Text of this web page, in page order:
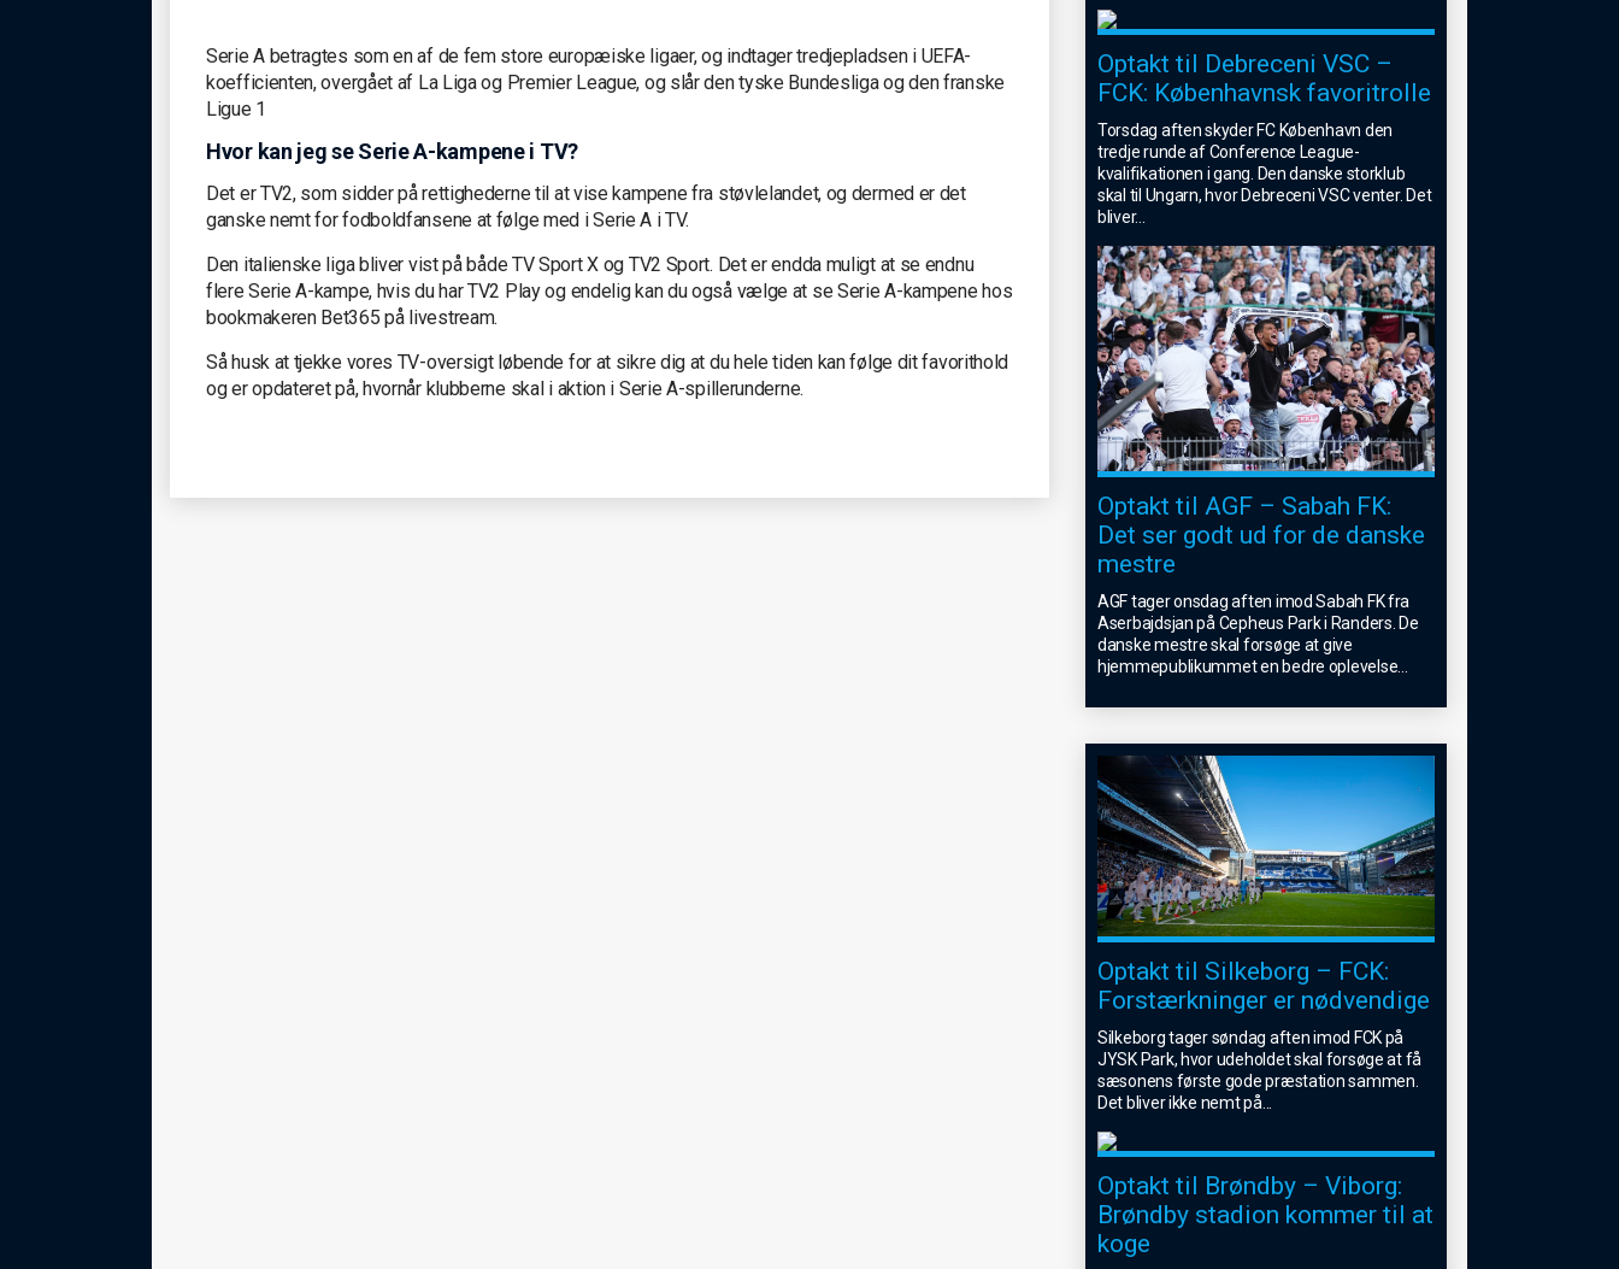
Serie A betragtes som en af ​​de fem store europæiske ligaer, og indtager tredjepladsen i UEFA-
koefficienten, overgået af La Liga og Premier League, og slår den tyske Bundesliga og den franske
Ligue 1
Hvor kan jeg se Serie A-kampene i TV?
Det er TV2, som sidder på rettighederne til at vise kampene fra støvlelandet, og dermed er det
ganske nemt for fodboldfansene at følge med i Serie A i TV.
Den italienske liga bliver vist på både TV Sport X og TV2 Sport. Det er endda muligt at se endnu
flere Serie A-kampe, hvis du har TV2 Play og endelig kan du også vælge at se Serie A-kampene hos
bookmakeren Bet365 på livestream.
Så husk at tjekke vores TV-oversigt løbende for at sikre dig at du hele tiden kan følge dit favorithold
og er opdateret på, hvornår klubberne skal i aktion i Serie A-spillerunderne.
Optakt til Debreceni VSC –
FCK: Københavnsk favoritrolle
Torsdag aften skyder FC København den
tredje runde af Conference League-
kvalifikationen i gang. Den danske storklub
skal til Ungarn, hvor Debreceni VSC venter. Det
bliver...
Optakt til AGF – Sabah FK:
Det ser godt ud for de danske
mestre
AGF tager onsdag aften imod Sabah FK fra
Aserbajdsjan på Cepheus Park i Randers. De
danske mestre skal forsøge at give
hjemmepublikummet en bedre oplevelse
Optakt til Silkeborg – FCK:
Forstærkninger er nødvendige
Silkeborg tager søndag aften imod FCK på
JYSK Park, hvor udeholdet skal forsøge at få
sæsonens første gode præstation sammen.
Det bliver ikke nemt på
Optakt til Brøndby – Viborg:
Brøndby stadion kommer til at
koge